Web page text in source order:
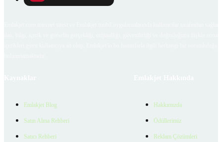
Emlakjet Blog
Satın Alma Rehberi
Satıcı Rehberi
Hakkımızda
Ödüllerimiz
Reklam Çözümleri